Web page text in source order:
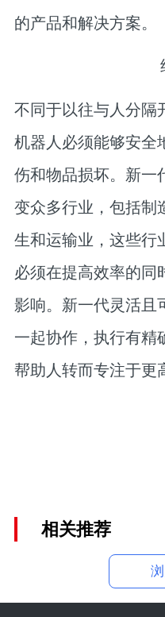
的产品和解决方案。
不同于以往与人分隔
机器人必须能够安全
伤和物品损坏。新一
变众多行业，包括制
生和运输业，这些行
必须在提高效率的同
影响。新一代灵活且
一起协作，执行有精
帮助人转而专注于更
相关推荐